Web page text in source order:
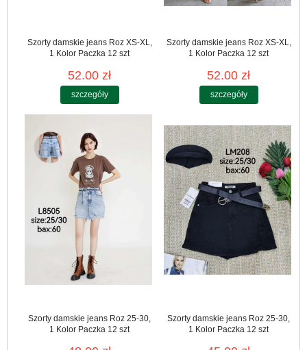
Szorty damskie jeans Roz XS-XL,
1 Kolor Paczka 12 szt
52.00 zł
szczegóły
Szorty damskie jeans Roz XS-XL,
1 Kolor Paczka 12 szt
52.00 zł
szczegóły
Szorty damskie jeans Roz 25-30,
1 Kolor Paczka 12 szt
Szorty damskie jeans Roz 25-30,
1 Kolor Paczka 12 szt